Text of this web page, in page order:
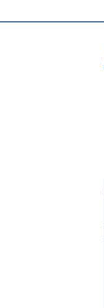
to